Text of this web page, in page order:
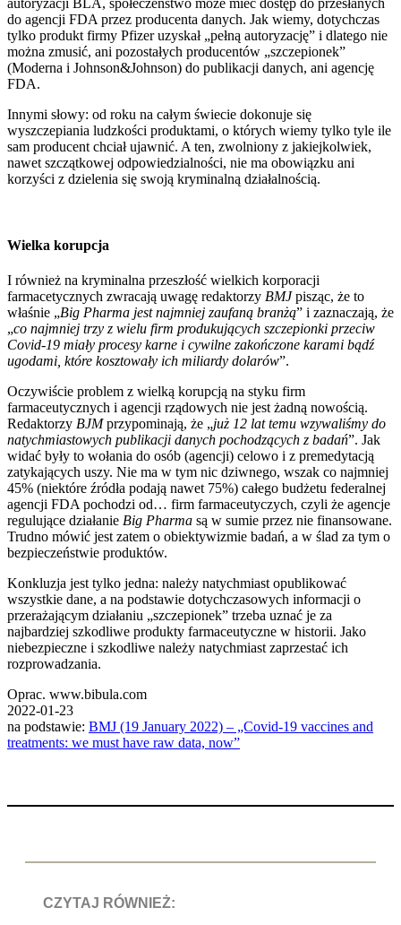
autoryzacji BLA, społeczeństwo może mieć dostęp do przesłanych
do agencji FDA przez producenta danych. Jak wiemy, dotychczas
tylko produkt firmy Pfizer uzyskał „pełną autoryzację” i dlatego nie
można zmusić, ani pozostałych producentów „szczepionek”
(Moderna i Johnson&Johnson) do publikacji danych, ani agencję
FDA.
Innymi słowy: od roku na całym świecie dokonuje się
wyszczepiania ludzkości produktami, o których wiemy tylko tyle ile
sam producent chciał ujawnić. A ten, zwolniony z jakiejkolwiek,
nawet szczątkowej odpowiedzialności, nie ma obowiązku ani
korzyści z dzielenia się swoją kryminalną działalnością.
Wielka korupcja
I również na kryminalna przeszłość wielkich korporacji
farmacetycznych zwracają uwagę redaktorzy BMJpisząc, że to
właśnie „Big Pharma jest najmniej zaufaną branżą” i zaznaczają, że
„co najmniej trzy z wielu firm produkujących szczepionki przeciw
Covid-19 miały procesy karne i cywilne zakończone karami bądź
ugodami, które kosztowały ich miliardy dolarów”.
Oczywiście problem z wielką korupcją na styku firm
farmaceutycznych i agencji rządowych nie jest żadną nowością.
Redaktorzy BJMprzypominają, że „już 12 lat temu wzywaliśmy do
natychmiastowych publikacji danych pochodzących z badań”. Jak
widać były to wołania do osób (agencji) celowo i z premedytacją
zatykających uszy. Nie ma w tym nic dziwnego, wszak co najmniej
45% (niektóre źródła podają nawet 75%) całego budżetu federalnej
agencji FDA pochodzi od… firm farmaceutyczych, czyli że agencje
regulujące działanie Big Pharma są w sumie przez nie finansowane.
Trudno mówić jest zatem o obiektywizmie badań, a w ślad za tym o
bezpieczeństwie produktów.
Konkluzja jest tylko jedna: należy natychmiast opublikować
wszystkie dane, a na podstawie dotychczasowych informacji o
przerażającym działaniu „szczepionek” trzeba uznać je za
najbardziej szkodliwe produkty farmaceutyczne w historii. Jako
niebezpieczne i szkodliwe należy natychmiast zaprzestać ich
rozprowadzania.
Oprac. www.bibula.com
2022-01-23
na podstawie: BMJ (19 January 2022) – „Covid-19 vaccines and
treatments: we must have raw data, now”
CZYTAJ RÓWNIEŻ: